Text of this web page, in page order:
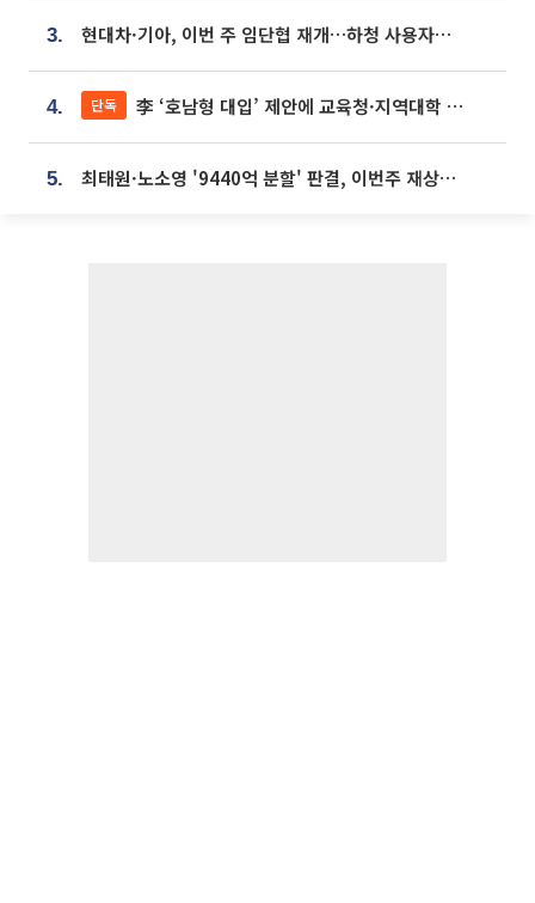
3. 현대차·기아, 이번 주 임단협 재개…하청 사용자성 재심도 ‘변수’
4. 단독 李 ‘호남형 대입’ 제안에 교육청·지역대학 서·논술형 입시 연계 '착수'
5. 최태원·노소영 '9440억 분할' 판결, 이번주 재상고 여부 주목